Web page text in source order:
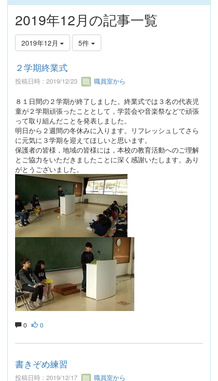
2019年12月の記事一覧
2019年12月 5件
２学期終業式
投稿日時 : 2019/12/23 職員室から
８１日間の２学期が終了しました。終業式では３名の代表児
童が２学期頑張ったこととして，学芸会や音楽祭などで頑張
って取り組んだことを発表しました。
明日から２週間の冬休みに入ります。リフレッシュしてさら
に元気に３学期を迎えてほしいと思います。
保護者の皆様，地域の皆様には，本校の教育活動へのご理解
とご協力をいただきましたことに深く感謝いたします。あり
がとうございました。
0 0
書きぞめ練習
投稿日時 : 2019/12/17 職員室から